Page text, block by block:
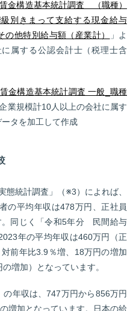
金構造基本統計調査 （職種）
別きまって支給する現金給与
他特別給与額（産業計）
」よ
属する公認会計士（税理士含
賃金構造基本統計調査 一般_職種
業規模計10人以上の会社に属す
タを加工して作成
統計調査」（※3）によれば、
の平均年収は478万円、正社員
。同じく「令和5年分 民間給与
年の平均年収は460万円（正
前年比3.9％増、18万円の増加
増加）となっています。
年収は、747万円から856万円
増加となっています。日本の給